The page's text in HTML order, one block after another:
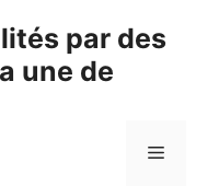
par des
une de
Menu